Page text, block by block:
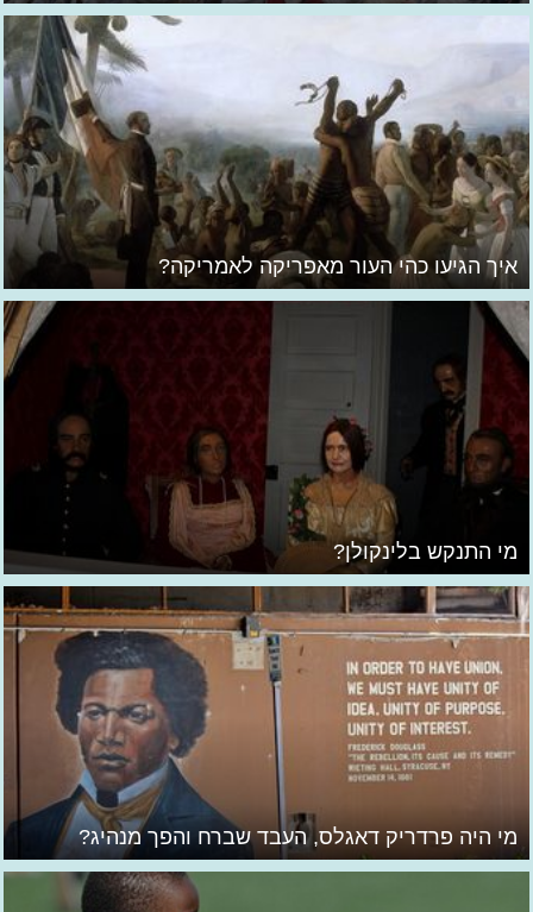
איך הגיעו כהי העור מאפריקה לאמריקה?
מי התנקש בלינקולן?
מי היה פרדריק דאגלס, העבד שברח והפך מנהיג?